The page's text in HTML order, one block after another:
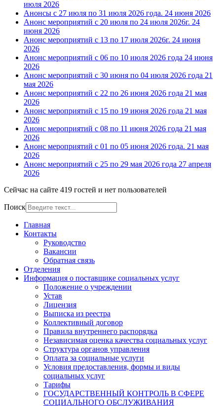
июля 2026
Анонсы с 27 июля по 31 июля 2026 года. 24 июня 2026
Анонс мероприятий с 20 июля по 24 июля 2026г. 24
июня 2026
Анонс мероприятий с 13 по 17 июля 2026г. 24 июня
2026
Анонс мероприятий с 06 по 10 июля 2026 года 24 июня
2026
Анонс мероприятий с 30 июня по 04 июля 2026 года 21
мая 2026
Анонс мероприятий с 22 по 26 июня 2026 года 21 мая
2026
Анонс мероприятий с 15 по 19 июня 2026 года 21 мая
2026
Анонс мероприятий с 08 по 11 июня 2026 года 21 мая
2026
Анонс мероприятий с 01 по 05 июня 2026 года. 21 мая
2026
Анонс мероприятий с 25 по 29 мая 2026 года 27 апреля
2026
Сейчас на сайте 419 гостей и нет пользователей
Поиск
Главная
Контакты
Руководство
Вакансии
Обратная связь
Отделения
Информация о поставщике социальных услуг
Положение о учреждении
Устав
Лицензия
Выписка из реестра
Коллективный договор
Правила внутреннего распорядка
Независимая оценка качества социальных услуг
Структура органов управления
Оплата за социальные услуги
Условия предоставления, формы и виды
социальных услуг
Тарифы
ГОСУДАРСТВЕННЫЙ КОНТРОЛЬ В СФЕРЕ
СОЦИАЛЬНОГО ОБСЛУЖИВАНИЯ